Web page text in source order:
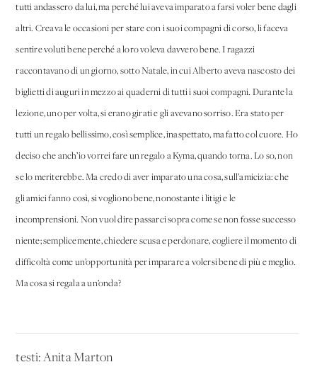
tutti andassero da lui, ma perché lui aveva imparato a farsi voler bene dagli
altri. Creava le occasioni per stare con i suoi compagni di corso, li faceva
sentire voluti bene perché a loro voleva davvero bene. I ragazzi
raccontavano di un giorno, sotto Natale, in cui Alberto aveva nascosto dei
biglietti di auguri in mezzo ai quaderni di tutti i suoi compagni. Durante la
lezione, uno per volta, si erano girati e gli avevano sorriso. Era stato per
tutti un regalo bellissimo, così semplice, inaspettato, ma fatto col cuore. Ho
deciso che anch’io vorrei fare un regalo a Kyma, quando torna. Lo so, non
se lo meriterebbe. Ma credo di aver imparato una cosa, sull’amicizia: che
gli amici fanno così, si vogliono bene, nonostante i litigi e le
incomprensioni. Non vuol dire passarci sopra come se non fosse successo
niente; semplicemente, chiedere scusa e perdonare, cogliere il momento di
difficoltà come un’opportunità per imparare a volersi bene di più e meglio.
Ma cosa si regala a un’onda?
testi: Anita Marton